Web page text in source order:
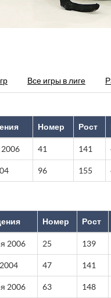
Все игры в лиге
Номер Рост
2006 41 141
96 155
Номер Рост
2006 25 139
47 141
2006 63 148